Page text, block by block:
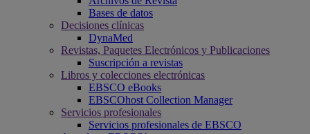
Bases de datos
Decisiones clínicas
DynaMed
Revistas, Paquetes Electrónicos y Publicaciones
Suscripción a revistas
Libros y colecciones electrónicas
EBSCO eBooks
EBSCOhost Collection Manager
Servicios profesionales
Servicios profesionales de EBSCO